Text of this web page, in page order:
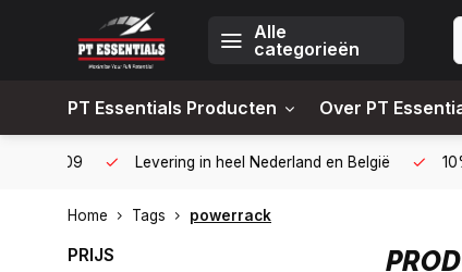
Alle
categorieën
PT Essentials Producten Over PT
Levering in heel Nederland en België 10%
Home Tags powerrack
PRIJS